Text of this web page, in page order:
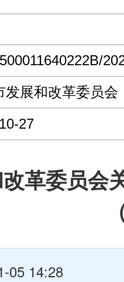
发展和改革委员会
27
革委员会
05 14:28